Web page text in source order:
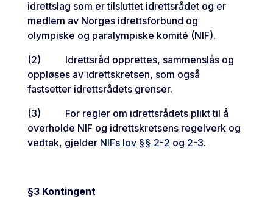
idrettslag som er tilsluttet idrettsrådet og er
medlem av Norges idrettsforbund og
olympiske og paralympiske komité (NIF).
(2) Idrettsråd opprettes, sammenslås og
oppløses av idrettskretsen, som også
fastsetter idrettsrådets grenser.
(3) For regler om idrettsrådets plikt til å
overholde NIF og idrettskretsens regelverk og
vedtak, gjelder NIFs lov §§ 2-2 og 2-3.
§3 Kontingent